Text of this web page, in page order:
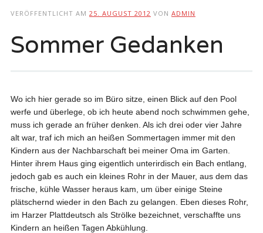
VERÖFFENTLICHT AM 25. AUGUST 2012 VON ADMIN
Sommer Gedanken
Wo ich hier gerade so im Büro sitze, einen Blick auf den Pool
werfe und überlege, ob ich heute abend noch schwimmen gehe,
muss ich gerade an früher denken. Als ich drei oder vier Jahre
alt war, traf ich mich an heißen Sommertagen immer mit den
Kindern aus der Nachbarschaft bei meiner Oma im Garten.
Hinter ihrem Haus ging eigentlich unterirdisch ein Bach entlang,
jedoch gab es auch ein kleines Rohr in der Mauer, aus dem das
frische, kühle Wasser heraus kam, um über einige Steine
plätschernd wieder in den Bach zu gelangen. Eben dieses Rohr,
im Harzer Plattdeutsch als Strölke bezeichnet, verschaffte uns
Kindern an heißen Tagen Abkühlung.